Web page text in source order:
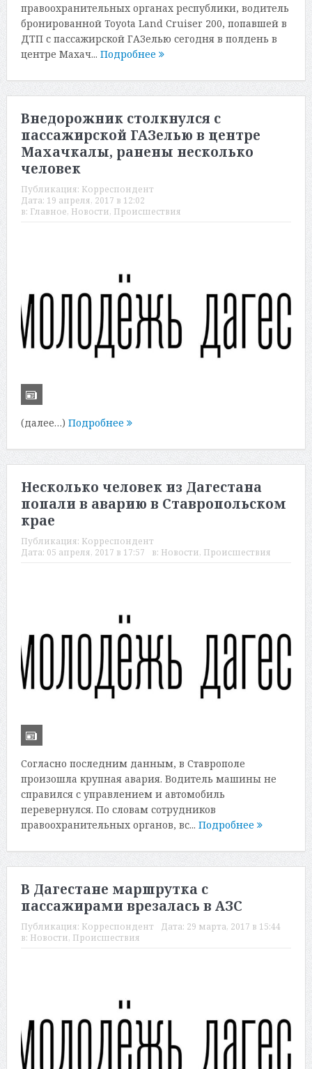
правоохранительных органах республики, водитель
бронированной Toyota Land Cruiser 200, попавшей в
ДТП с пассажирской ГАЗелью сегодня в полдень в
центре Махач... Подробнее
Внедорожник столкнулся с
пассажирской ГАЗелью в центре
Махачкалы, ранены несколько
человек
Публикация: Корреспондент
Дата: 19 апреля, 2017 в 12:02
в: Главное, Новости, Происшествия
(далее…) Подробнее
Несколько человек из Дагестана
попали в аварию в Ставропольс­ком
крае
Публикация: Корреспондент
Дата: 05 апреля, 2017 в 17:57 в: Новости, Происшествия
Согласно последним данным, в Ставрополе
произошла крупная ав­ария. Водитель машины не
справился с упр­авлением и автомобиль
перевернулся. По словам сотрудников
правоохранительных органов, вс... Подробнее
В Дагестане маршрутка с
пассажирами врезалась в АЗС
Публикация: Корреспондент Дата: 29 марта, 2017 в 15:44
в: Новости, Происшествия